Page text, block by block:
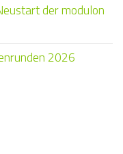
der modulon
2026